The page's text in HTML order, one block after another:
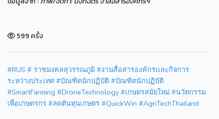
599 ครั้ง
#RUS # ราชมงคลสุวรรณภูมิ #งานสื่อสารองค์กรเเละกิจการ
ระหว่างประเทศ #บัณฑิตนักปฏิบัติ #บัณฑิตนักปฏิบัติ
#SmartFarming #DroneTechnology #เกษตรสมัยใหม่ #นวัตกรรม
เพื่อเกษตรกร #ลดต้นทุนเกษตร #QuickWin #AgriTechThailand